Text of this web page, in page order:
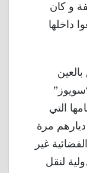
مختلفة و كان
داخلها
التي
مرة
غير
لنقل